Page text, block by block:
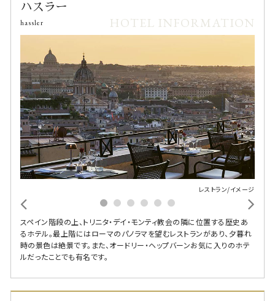
ハスラー
hassler HOTEL INFORMATION
レストラン/イメージ
スペイン階段の上、トリニタ・デイ・モンティ教会の隣に位置する歴史あ
るホテル。最上階にはローマのパノラマを望むレストランがあり、夕暮れ
時の景色は絶景です。また、オードリー・ヘップバーンお気に入りのホテ
ルだったことでも有名です。